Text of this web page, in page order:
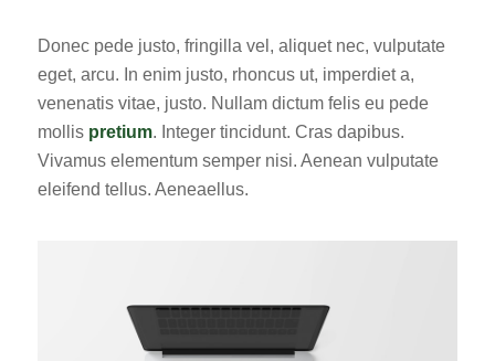
Donec pede justo, fringilla vel, aliquet nec, vulputate
eget, arcu. In enim justo, rhoncus ut, imperdiet a,
venenatis vitae, justo. Nullam dictum felis eu pede
mollis pretium. Integer tincidunt. Cras dapibus.
Vivamus elementum semper nisi. Aenean vulputate
eleifend tellus. Aeneaellus.